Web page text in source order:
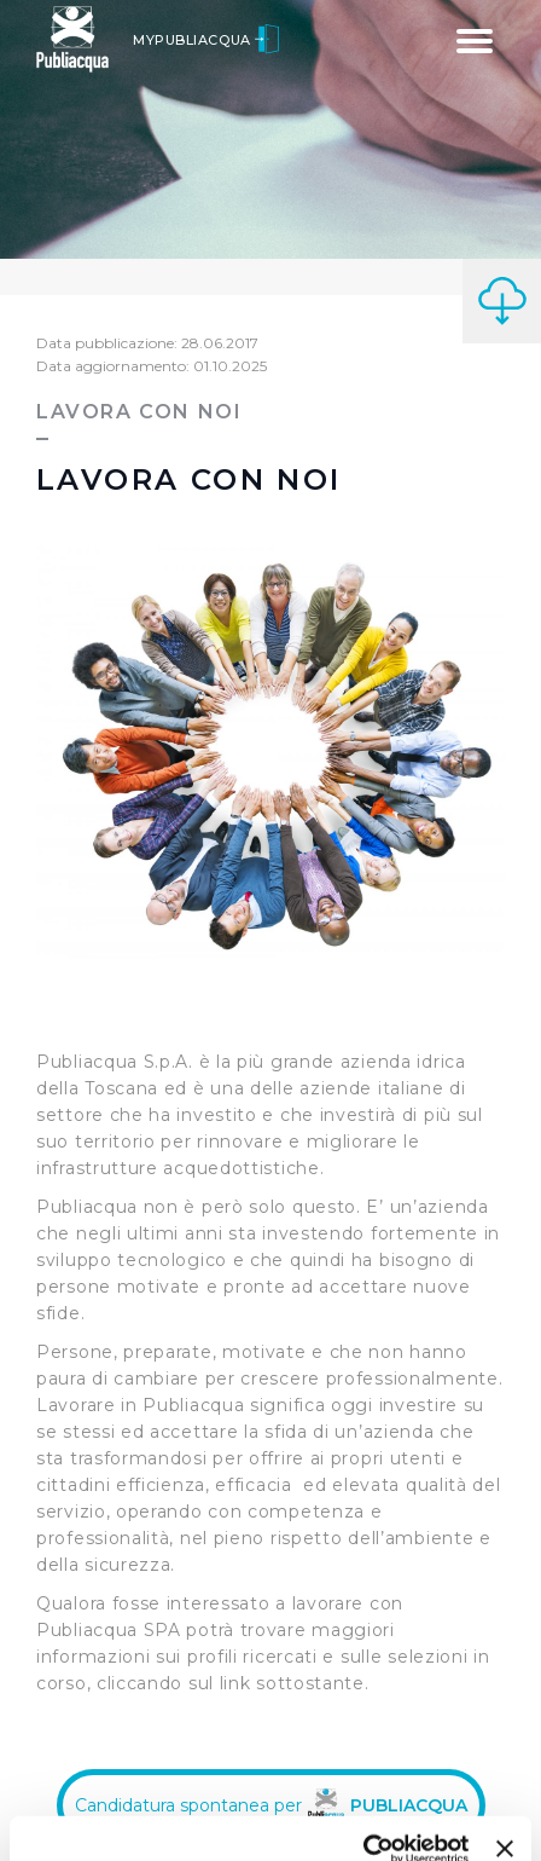
Toggle
MYPUBLIACQUA
Data pubblicazione: 28.06.2017
Data aggiornamento: 01.10.2025
LAVORA CON NOI
LAVORA CON NOI
Publiacqua S.p.A. è la più grande azienda idrica
della Toscana ed è una delle aziende italiane di
settore che ha investito e che investirà di più sul
suo territorio per rinnovare e migliorare le
infrastrutture acquedottistiche.
Publiacqua non è però solo questo. E’ un’azienda
che negli ultimi anni sta investendo fortemente in
sviluppo tecnologico e che quindi ha bisogno di
persone motivate e pronte ad accettare nuove
sfide.
Persone, preparate, motivate e che non hanno
paura di cambiare per crescere professionalmente.
Lavorare in Publiacqua significa oggi investire su
se stessi ed accettare la sfida di un’azienda che
sta trasformandosi per offrire ai propri utenti e
cittadini efficienza, efficacia ed elevata qualità del
servizio, operando con competenza e
professionalità, nel pieno rispetto dell’ambiente e
della sicurezza.
Qualora fosse interessato a lavorare con
Publiacqua SPA potrà trovare maggiori
informazioni sui profili ricercati e sulle selezioni in
corso, cliccando sul link sottostante.
Candidatura spontanea per PUBLIACQUA